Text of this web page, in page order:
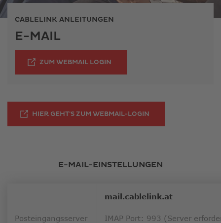
zum
CABLELINK ANLEITUNGEN
E-MAIL
ZUM WEBMAIL LOGIN
HIER GEHT'S ZUM WEBMAIL-LOGIN
E-MAIL-EINSTELLUNGEN
Posteingangsserver
mail.cablelink.at
IMAP Port: 993 (Server